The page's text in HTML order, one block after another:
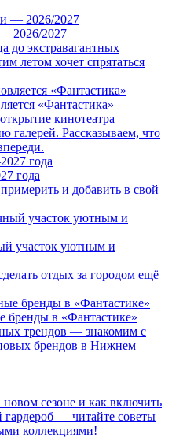
2026/2027
до экстравагантных
летом хочет спрятаться
«Фантастика»
кинотеатра
Рассказываем, что
года
и добавить в свой
участок уютным и
отдых за городом ещё
бренды в «Фантастике»
трендов — знакомим с
брендов в Нижнем
сезоне и как включить
— читайте советы
коллекциями!